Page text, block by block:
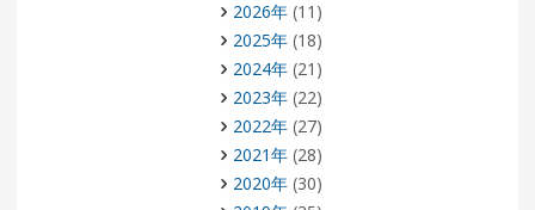
2026年(11)
2025年(18)
2024年(21)
2023年(22)
2022年(27)
2021年(28)
2020年(30)